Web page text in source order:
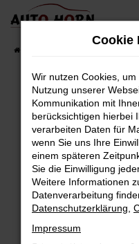
Zum
springen
Fehler:
Beim Laden ist ein
Hier sind ein paar
Überprüfe deine
Laden andere
Suchmaschine?
Cookie
Wir nutzen Cookies,
Nutzung unserer
Kommunikation mit
berücksichtigen hierbei
verarbeiten Daten für
wenn Sie uns Ihre
einem späteren
Sie die Einwilligung
Weitere Informationen
Datenverarbeitung
Datenschutzerklärung
Impressum